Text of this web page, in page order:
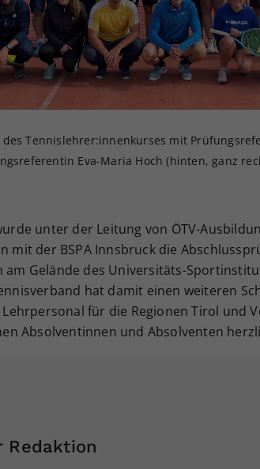
Tennislehrer:innenkurses mit
Eva-Maria Hoch (hinten, ganz
unter der Leitung von ÖTV-
mit der BSPA Innsbruck die
am Gelände des Universitäts-
hat damit einen weiteren
für die Regionen Tirol und
Absolventinnen und Absolventen
Redaktion
Ihrer